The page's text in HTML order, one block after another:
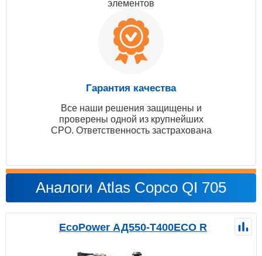
элементов
Гарантия качества
Все наши решения защищены и
проверены одной из крупнейших
СРО. Ответственность застрахована
Аналоги Atlas Copco QI 705
EcoPower АД550-T400ECO R